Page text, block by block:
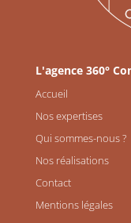
L'agence 360°
Accueil
Nos expertises
Qui sommes-nous ?
Nos réalisations
Contact
Mentions légales